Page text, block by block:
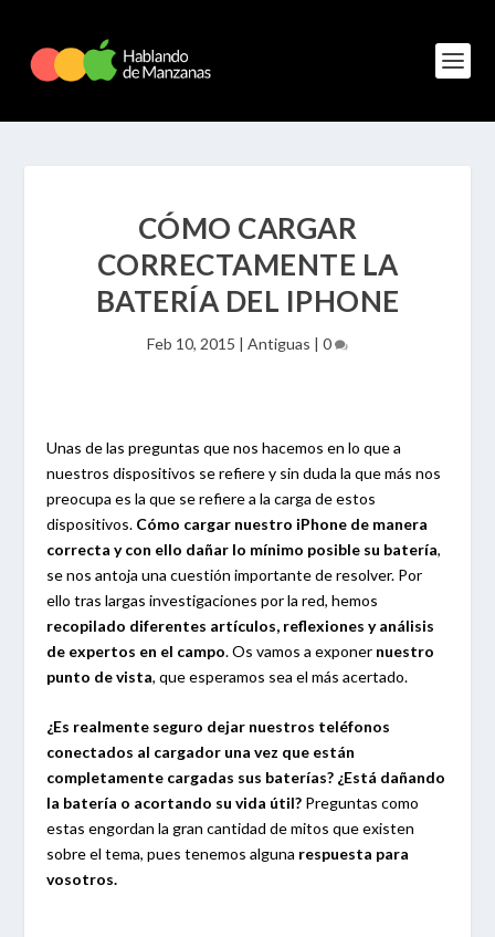
CÓMO CARGAR
CORRECTAMENTE LA
BATERÍA DEL IPHONE
Feb 10, 2015 | Antiguas | 0
Unas de las preguntas que nos hacemos en lo que a
nuestros dispositivos se refiere y sin duda la que más nos
preocupa es la que se refiere a la carga de estos
dispositivos. Cómo cargar nuestro iPhone de manera
correcta y con ello dañar lo mínimo posible su batería,
se nos antoja una cuestión importante de resolver. Por
ello tras largas investigaciones por la red, hemos
recopilado diferentes artículos, reflexiones y análisis
de expertos en el campo. Os vamos a exponer nuestro
punto de vista, que esperamos sea el más acertado.
¿Es realmente seguro dejar nuestros teléfonos
conectados al cargador una vez que están
completamente cargadas sus baterías? ¿Está dañando
la batería o acortando su vida útil? Preguntas como
estas engordan la gran cantidad de mitos que existen
sobre el tema, pues tenemos alguna respuesta para
vosotros.